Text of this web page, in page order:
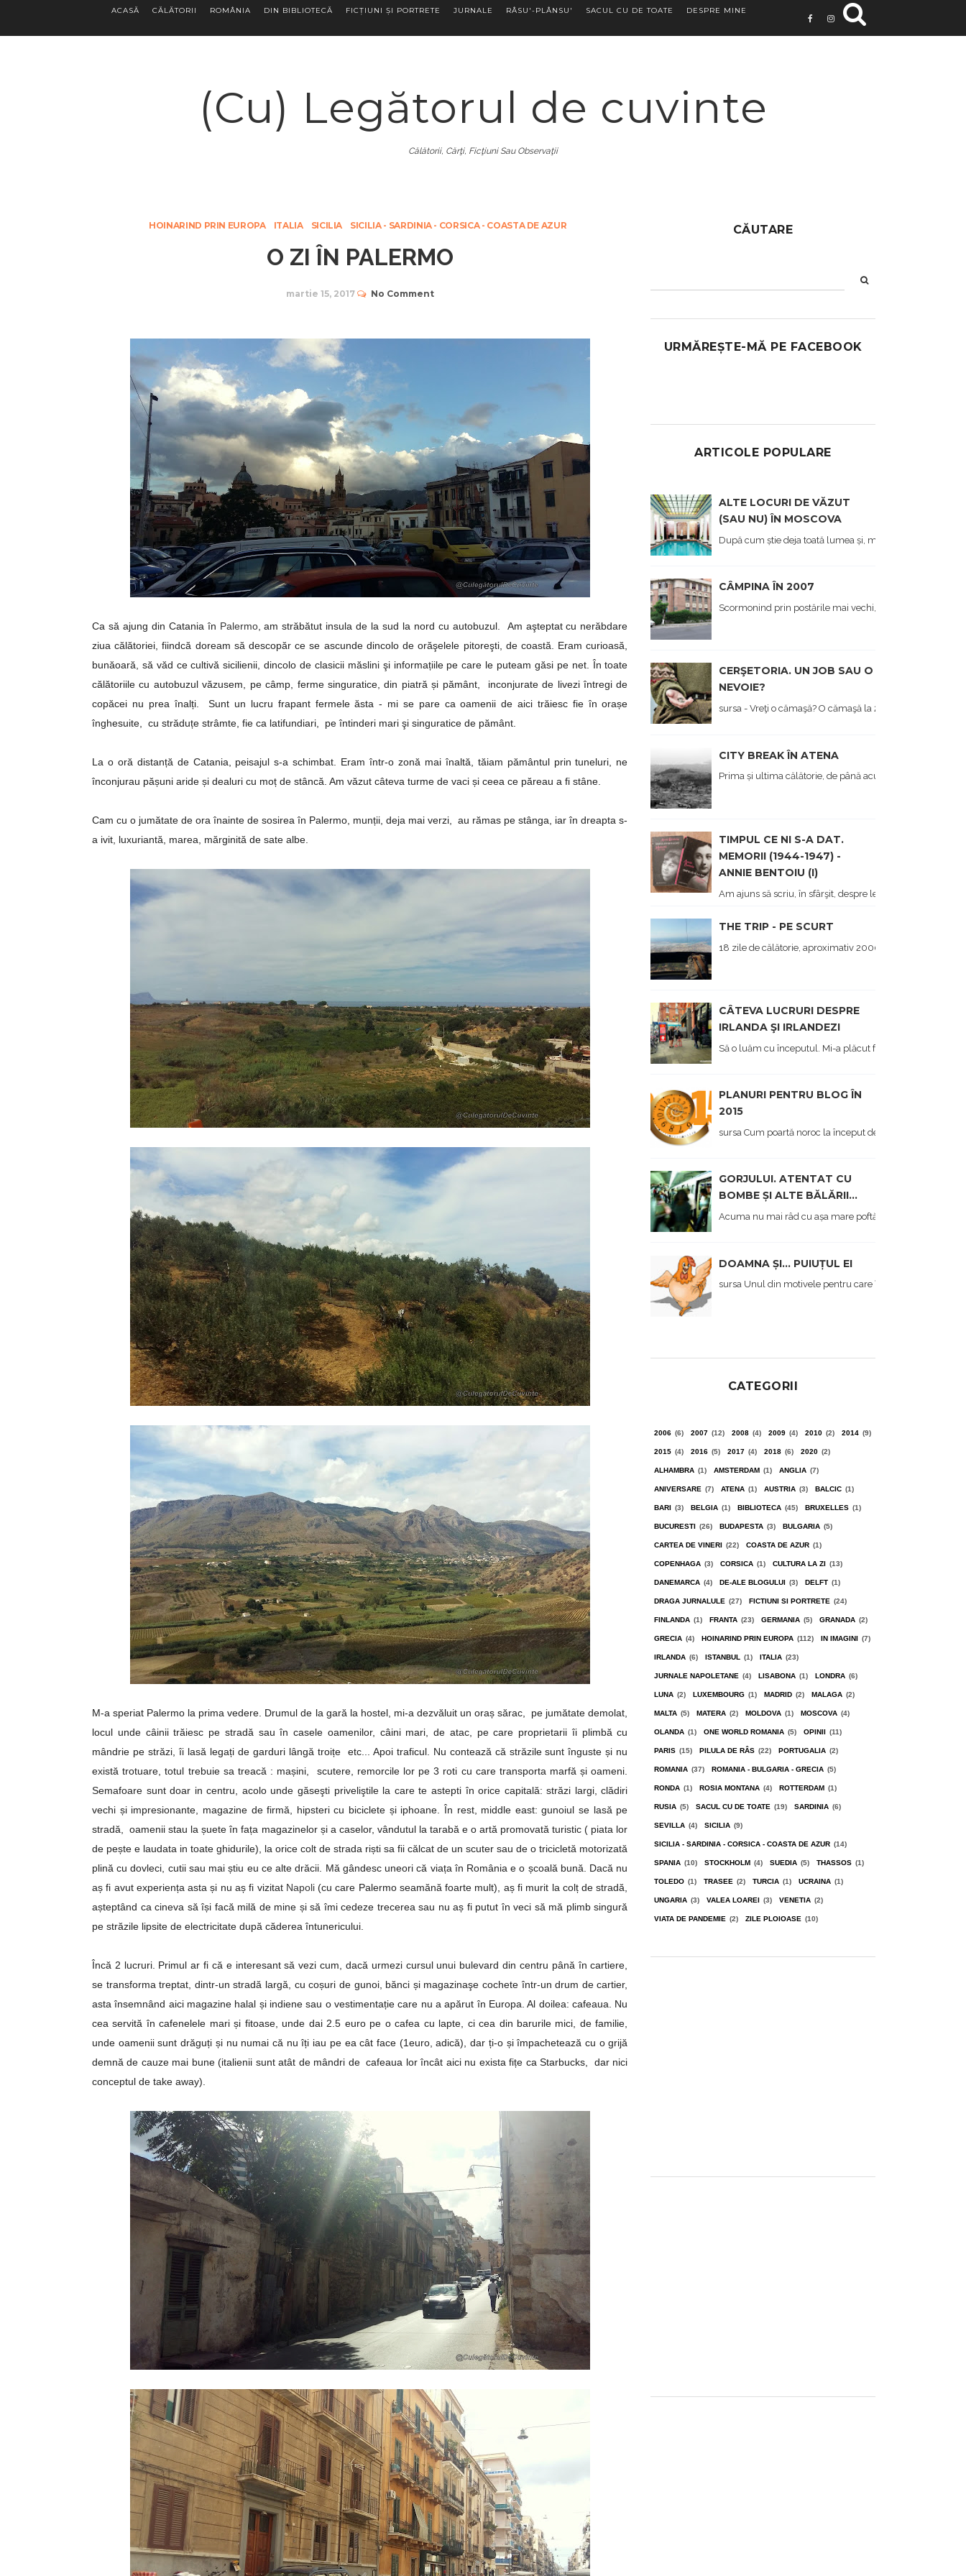
ACASĂ CĂLĂTORII ROMÂNIA DIN BIBLIOTECĂ FICȚIUNI ȘI PORTRETE JURNALE RÂSU'-PLÂNSU' SACUL CU DE TOATE DESPRE MINE
(Cu) Legătorul de cuvinte
Călătorii, Cărţi, Ficţiuni Sau Observaţii
HOINARIND PRIN EUROPA ITALIA SICILIA SICILIA - SARDINIA - CORSICA - COASTA DE AZUR
O ZI ÎN PALERMO
martie 15, 2017 No Comment
Ca să ajung din Catania în Palermo, am străbătut insula de la sud la nord cu autobuzul. Am aşteptat cu nerăbdare
ziua călătoriei, fiindcă doream să descopăr ce se ascunde dincolo de orăşelele pitoreşti, de coastă. Eram curioasă,
bunăoară, să văd ce cultivă sicilienii, dincolo de clasicii măslini şi informațiile pe care le puteam găsi pe net. În toate
călătoriile cu autobuzul văzusem, pe câmp, ferme singuratice, din piatră și pământ, inconjurate de livezi întregi de
copăcei nu prea înalți. Sunt un lucru frapant fermele ăsta - mi se pare ca oamenii de aici trăiesc fie în orașe
înghesuite, cu străduțe strâmte, fie ca latifundiari, pe întinderi mari şi singuratice de pământ.
La o oră distanță de Catania, peisajul s-a schimbat. Eram într-o zonă mai înaltă, tăiam pământul prin tuneluri, ne
înconjurau pășuni aride și dealuri cu moț de stâncă. Am văzut câteva turme de vaci și ceea ce păreau a fi stâne.
Cam cu o jumătate de ora înainte de sosirea în Palermo, munții, deja mai verzi, au rămas pe stânga, iar în dreapta s-
a ivit, luxuriantă, marea, mărginită de sate albe.
M-a speriat Palermo la prima vedere. Drumul de la gară la hostel, mi-a dezvăluit un oraș sărac, pe jumătate demolat,
locul unde câinii trăiesc pe stradă sau în casele oamenilor, câini mari, de atac, pe care proprietarii îi plimbă cu
mândrie pe străzi, îi lasă legați de garduri lângă troițe etc... Apoi traficul. Nu contează că străzile sunt înguste și nu
există trotuare, totul trebuie sa treacă : mașini, scutere, remorcile lor pe 3 roti cu care transporta marfă și oameni.
Semafoare sunt doar in centru, acolo unde găseşti priveliştile la care te astepti în orice capitală: străzi largi, clădiri
vechi și impresionante, magazine de firmă, hipsteri cu biciclete și iphoane. În rest, middle east: gunoiul se lasă pe
stradă, oamenii stau la șuete în fața magazinelor și a caselor, vândutul la tarabă e o artă promovată turistic ( piata lor
de pește e laudata in toate ghidurile), la orice colt de strada riști sa fii călcat de un scuter sau de o tricicletă motorizată
plină cu dovleci, cutii sau mai știu eu ce alte drăcii. Mă gândesc uneori că viața în România e o școală bună. Dacă nu
aș fi avut experiența asta și nu aș fi vizitat Napoli(cu care Palermo seamănă foarte mult), aș fi murit la colț de stradă,
așteptând ca cineva să își facă milă de mine și să îmi cedeze trecerea sau nu aș fi putut în veci să mă plimb singură
pe străzile lipsite de electricitate după căderea întunericului.
Încă 2 lucruri. Primul ar fi că e interesant să vezi cum, dacă urmezi cursul unui bulevard din centru până în cartiere,
se transforma treptat, dintr-un stradă largă, cu coșuri de gunoi, bănci și magazinaşe cochete într-un drum de cartier,
asta însemnând aici magazine halal și indiene sau o vestimentație care nu a apărut în Europa. Al doilea: cafeaua. Nu
cea servită în cafenelele mari și fitoase, unde dai 2.5 euro pe o cafea cu lapte, ci cea din barurile mici, de familie,
unde oamenii sunt drăguți și nu numai că nu îți iau pe ea cât face (1euro, adică), dar ți-o și împachetează cu o grijă
demnă de cauze mai bune (italienii sunt atât de mândri de cafeaua lor încât aici nu exista fițe ca Starbucks, dar nici
conceptul de take away).
CĂUTARE
URMĂREȘTE-MĂ PE FACEBOOK
ARTICOLE POPULARE
ALTE LOCURI DE VĂZUT
(SAU NU) ÎN MOSCOVA
După cum știe deja toată lumea și, mai ales cei care îmi
CÂMPINA ÎN 2007
Scormonind prin postările mai vechi, din prima viață a
CERŞETORIA. UN JOB SAU O
NEVOIE?
sursa - Vreţi o cămaşă? O cămaşă la 2 lei dau... - Hai să
CITY BREAK ÎN ATENA
Prima și ultima călătorie, de până acum, a anului, a fost
TIMPUL CE NI S-A DAT.
MEMORII (1944-1947) -
ANNIE BENTOIU (I)
Am ajuns să scriu, în sfârşit, despre lectura mea de
THE TRIP - PE SCURT
18 zile de călătorie, aproximativ 2000 de kilometri
CÂTEVA LUCRURI DESPRE
IRLANDA ŞI IRLANDEZI
Să o luăm cu începutul. Mi-a plăcut foarte mult Irlanda,
PLANURI PENTRU BLOG ÎN
2015
sursa Cum poartă noroc la început de an, afișez și eu,
GORJULUI. ATENTAT CU
BOMBE ȘI ALTE BĂLĂRII...
Acuma nu mai râd cu așa mare poftă, cum am făcut
DOAMNA ȘI... PUIUȚUL EI
sursa Unul din motivele pentru care îmi pare rău că, de
CATEGORII
2006 (6) 2007 (12) 2008 (4) 2009 (4) 2010 (2) 2014 (9)
2015 (4) 2016 (5) 2017 (4) 2018 (6) 2020 (2)
ALHAMBRA (1) AMSTERDAM (1) ANGLIA (7)
ANIVERSARE (7) ATENA (1) AUSTRIA (3) BALCIC (1)
BARI (3) BELGIA (1) BIBLIOTECA (45) BRUXELLES (1)
BUCURESTI (26) BUDAPESTA (3) BULGARIA (5)
CARTEA DE VINERI (22) COASTA DE AZUR (1)
COPENHAGA (3) CORSICA (1) CULTURA LA ZI (13)
DANEMARCA (4) DE-ALE BLOGULUI (3) DELFT (1)
DRAGA JURNALULE (27) FICTIUNI SI PORTRETE (24)
FINLANDA (1) FRANTA (23) GERMANIA (5) GRANADA (2)
GRECIA (4) HOINARIND PRIN EUROPA (112) IN IMAGINI (7)
IRLANDA (6) ISTANBUL (1) ITALIA (23)
JURNALE NAPOLETANE (4) LISABONA (1) LONDRA (6)
LUNA (2) LUXEMBOURG (1) MADRID (2) MALAGA (2)
MALTA (5) MATERA (2) MOLDOVA (1) MOSCOVA (4)
OLANDA (1) ONE WORLD ROMANIA (5) OPINII (11)
PARIS (15) PILULA DE RÂS (22) PORTUGALIA (2)
ROMANIA (37) ROMANIA - BULGARIA - GRECIA (5)
RONDA (1) ROSIA MONTANA (4) ROTTERDAM (1)
RUSIA (5) SACUL CU DE TOATE (19) SARDINIA (6)
SEVILLA (4) SICILIA (9)
SICILIA - SARDINIA - CORSICA - COASTA DE AZUR (14)
SPANIA (10) STOCKHOLM (4) SUEDIA (5) THASSOS (1)
TOLEDO (1) TRASEE (2) TURCIA (1) UCRAINA (1)
UNGARIA (3) VALEA LOAREI (3) VENETIA (2)
VIATA DE PANDEMIE (2) ZILE PLOIOASE (10)